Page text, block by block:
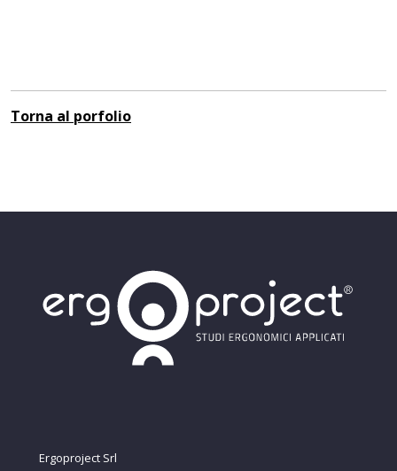
Torna al porfolio
Ergoproject Srl